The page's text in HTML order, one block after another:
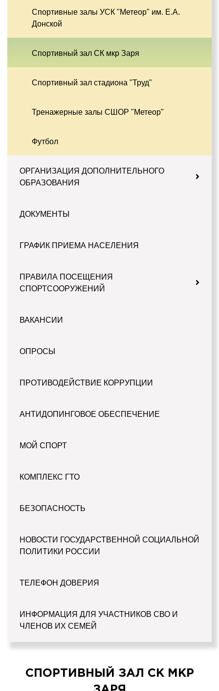
Спортивные залы УСК "Метеор" им. Е.А.
Донской
Спортивный зал СК мкр Заря
Спортивный зал стадиона "Труд"
Тренажерные залы СШОР "Метеор"
Футбол
ОРГАНИЗАЦИЯ ДОПОЛНИТЕЛЬНОГО
ОБРАЗОВАНИЯ
ДОКУМЕНТЫ
ГРАФИК ПРИЕМА НАСЕЛЕНИЯ
ПРАВИЛА ПОСЕЩЕНИЯ
СПОРТСООРУЖЕНИЙ
ВАКАНСИИ
ОПРОСЫ
ПРОТИВОДЕЙСТВИЕ КОРРУПЦИИ
АНТИДОПИНГОВОЕ ОБЕСПЕЧЕНИЕ
МОЙ СПОРТ
КОМПЛЕКС ГТО
БЕЗОПАСНОСТЬ
НОВОСТИ ГОСУДАРСТВЕННОЙ СОЦИАЛЬНОЙ
ПОЛИТИКИ РОССИИ
ТЕЛЕФОН ДОВЕРИЯ
ИНФОРМАЦИЯ ДЛЯ УЧАСТНИКОВ СВО И
ЧЛЕНОВ ИХ СЕМЕЙ
СПОРТИВНЫЙ ЗАЛ СК МКР